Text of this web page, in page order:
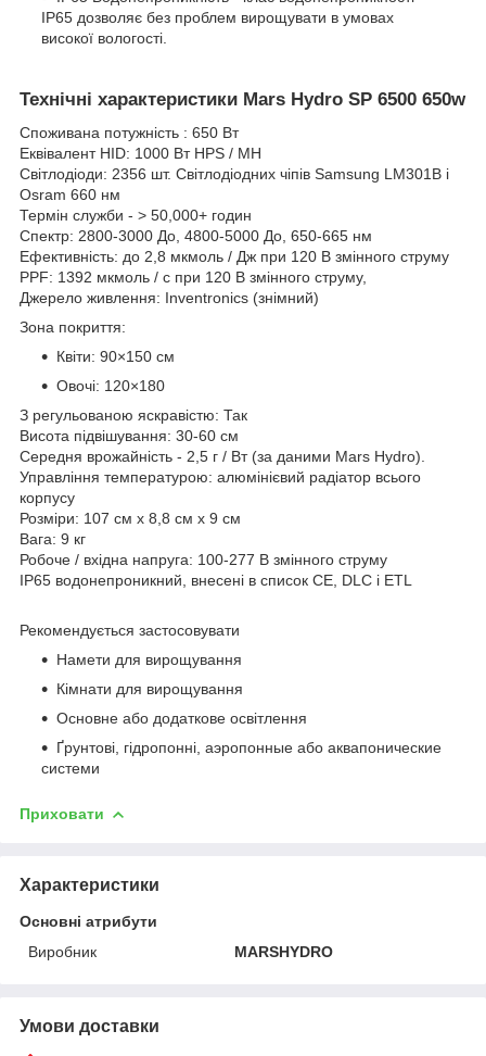
IP65 дозволяє без проблем вирощувати в умовах
високої вологості.
Технічні характеристики Mars Hydro SP 6500 650w
Споживана потужність : 650 Вт
Еквівалент HID: 1000 Вт HPS / MH
Світлодіоди: 2356 шт. Світлодіодних чіпів Samsung LM301B і
Osram 660 нм
Термін служби - > 50,000+ годин
Спектр: 2800-3000 До, 4800-5000 До, 650-665 нм
Ефективність: до 2,8 мкмоль / Дж при 120 В змінного струму
PPF: 1392 мкмоль / с при 120 В змінного струму,
Джерело живлення: Inventronics (знімний)
Зона покриття:
Квіти: 90×150 см
Овочі: 120×180
З регульованою яскравістю: Так
Висота підвішування: 30-60 см
Середня врожайність - 2,5 г / Вт (за даними Mars Hydro).
Управління температурою: алюмінієвий радіатор всього
корпусу
Розміри: 107 см x 8,8 см х 9 см
Вага: 9 кг
Робоче / вхідна напруга: 100-277 В змінного струму
IP65 водонепроникний, внесені в список CE, DLC і ETL
Рекомендується застосовувати
Намети для вирощування
Кімнати для вирощування
Основне або додаткове освітлення
Ґрунтові, гідропонні, аэропонные або аквапонические
системи
Приховати
Характеристики
Основні атрибути
Виробник
MARSHYDRO
Умови доставки